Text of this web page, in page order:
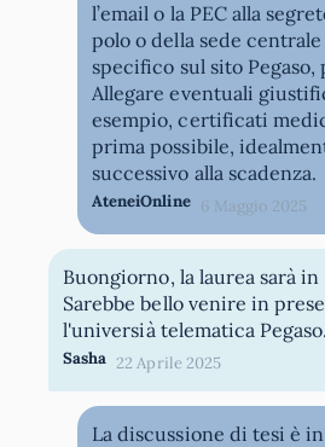
l’email o la PEC alla
polo o della sede
specifico sul sito Pegaso,
Allegare eventuali
esempio, certificati
prima possibile,
successivo alla scadenza.
AteneiOnline 6 Maggio 2025
Buongiorno, la laurea sarà
Sarebbe bello venire in
l'universià telematica Pegaso.
Sasha 22 Aprile 2025
La discussione di tesi è